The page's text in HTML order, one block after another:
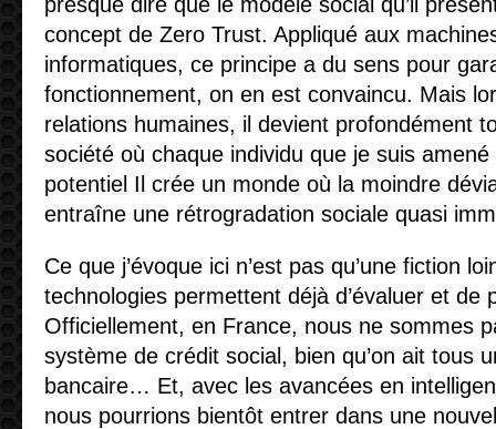
concept de Zero Trust. Appliqué aux
informatiques, ce principe a du sens pour
fonctionnement, on en est convaincu. Mais
relations humaines, il devient profondément
société où chaque individu que je suis
potentiel Il crée un monde où la moindre
entraîne une rétrogradation sociale quasi
Ce que j’évoque ici n’est pas qu’une fiction
technologies permettent déjà d’évaluer et de
Officiellement, en France, nous ne sommes
système de crédit social, bien qu’on ait tous
bancaire… Et, avec les avancées en
nous pourrions bientôt entrer dans une